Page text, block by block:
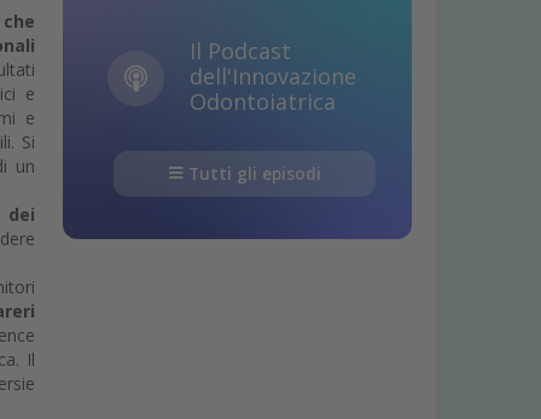
e
e
Si
un
dei
Il
Il Podcast
dell'Innovazione
Odontoiatrica
Tutti gli episodi